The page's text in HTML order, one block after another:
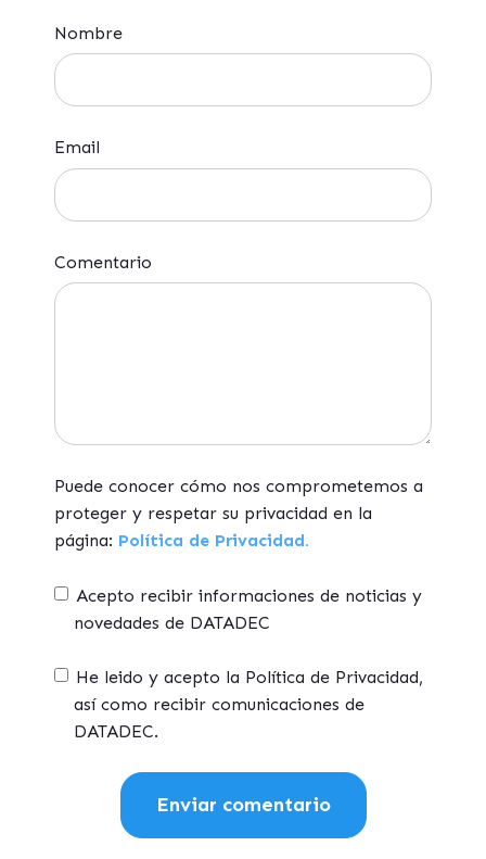
Nombre
Email
Comentario
Puede conocer cómo nos comprometemos a
proteger y respetar su privacidad en la
página: Política de Privacidad.
Acepto recibir informaciones de noticias y
novedades de DATADEC
He leido y acepto la Política de Privacidad,
así como recibir comunicaciones de
DATADEC.